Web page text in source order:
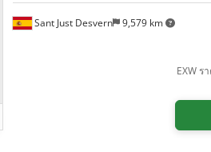
Sant Just Desvern 9,579 km
EXW ร